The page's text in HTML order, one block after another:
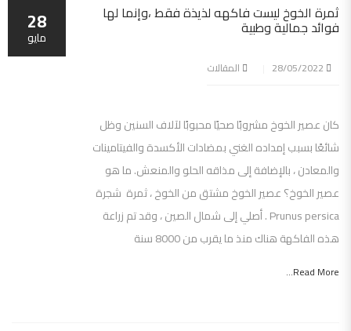
ثمرة الخوخ ليست فاكهه لذيذة فقط ،وإنما لها
فوائد جمالية وطبية
المقالات
كان عصير الخوخ مشروبًا صحيًا محبوبًا لآلاف السنين وظل
شائعًا بسبب إمداده الغني بمضادات الأكسدة والفيتامينات
والمعادن ، بالإضافة إلى مذاقه الحلو والمنعش. ما هو
عصير الخوخ؟ عصير الخوخ مشتق من الخوخ ، ثمرة شجرة
Prunus persica . أصلي إلى شمال الصين ، وقد تم زراعة
هذه الفاكهة هناك منذ ما يقرب من 8000 سنة
Read More...
28
مايو